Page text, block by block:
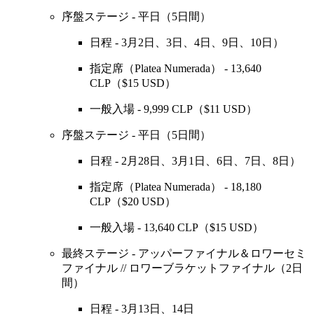
序盤ステージ - 平日（5日間）
日程 - 3月2日、3日、4日、9日、10日）
指定席（Platea Numerada） - 13,640
CLP（$15 USD）
一般入場 - 9,999 CLP（$11 USD）
序盤ステージ - 平日（5日間）
日程 - 2月28日、3月1日、6日、7日、8日）
指定席（Platea Numerada） - 18,180
CLP（$20 USD）
一般入場 - 13,640 CLP（$15 USD）
最終ステージ - アッパーファイナル＆ロワーセミ
ファイナル // ロワーブラケットファイナル（2日
間）
日程 - 3月13日、14日